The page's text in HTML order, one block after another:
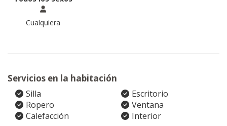
Cualquiera
Servicios en la habitación
Silla
Escritorio
Ropero
Ventana
Calefacción
Interior